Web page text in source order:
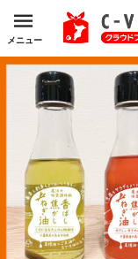
メニュー